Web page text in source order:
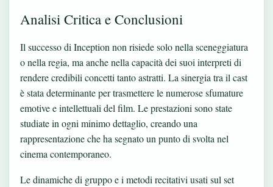
Analisi Critica e Conclusioni
Il successo di Inception non risiede solo nella sceneggiatura
o nella regia, ma anche nella capacità dei suoi interpreti di
rendere credibili concetti tanto astratti. La sinergia tra il cast
è stata determinante per trasmettere le numerose sfumature
emotive e intellettuali del film. Le prestazioni sono state
studiate in ogni minimo dettaglio, creando una
rappresentazione che ha segnato un punto di svolta nel
cinema contemporaneo.
Le dinamiche di gruppo e i metodi recitativi usati sul set